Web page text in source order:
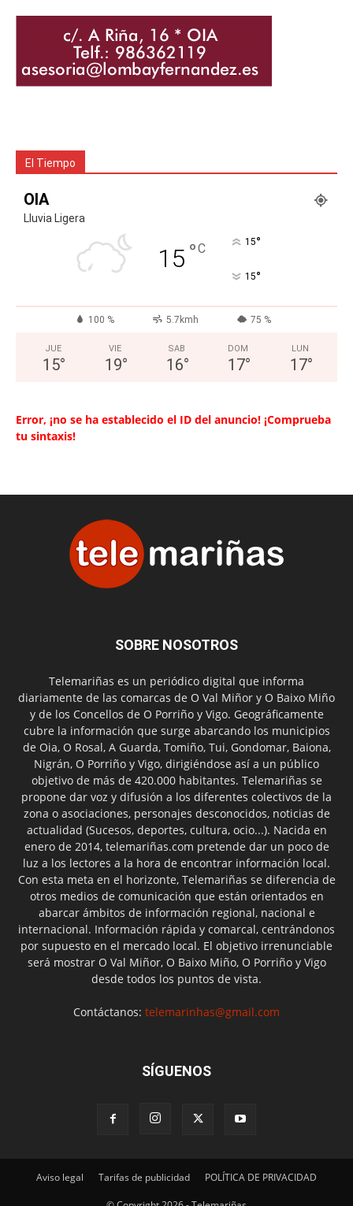
El Tiempo
OIA
Lluvia Ligera
15 °C 15°
15°
100 % 5.7kmh 75 %
JUE
15°
VIE
19°
SAB
16°
DOM
17°
LUN
17°
Error, ¡no se ha establecido el ID del anuncio! ¡Comprueba
tu sintaxis!
SOBRE NOSOTROS
Telemariñas es un periódico digital que informa
diariamente de las comarcas de O Val Miñor y O Baixo Miño
y de los Concellos de O Porriño y Vigo. Geográficamente
cubre la información que surge abarcando los municipios
de Oia, O Rosal, A Guarda, Tomiño, Tui, Gondomar, Baiona,
Nigrán, O Porriño y Vigo, dirigiéndose así a un público
objetivo de más de 420.000 habitantes. Telemariñas se
propone dar voz y difusión a los diferentes colectivos de la
zona o asociaciones, personajes desconocidos, noticias de
actualidad (Sucesos, deportes, cultura, ocio...). Nacida en
enero de 2014, telemariñas.com pretende dar un poco de
luz a los lectores a la hora de encontrar información local.
Con esta meta en el horizonte, Telemariñas se diferencia de
otros medios de comunicación que están orientados en
abarcar ámbitos de información regional, nacional e
internacional. Información rápida y comarcal, centrándonos
por supuesto en el mercado local. El objetivo irrenunciable
será mostrar O Val Miñor, O Baixo Miño, O Porriño y Vigo
desde todos los puntos de vista.
Contáctanos: telemarinhas@gmail.com
SÍGUENOS
Aviso legal Tarifas de publicidad POLÍTICA DE PRIVACIDAD